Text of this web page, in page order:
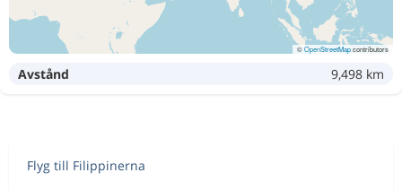
©OpenStreetMapcontributors
Avstånd 9,498 km
Flyg till Filippinerna